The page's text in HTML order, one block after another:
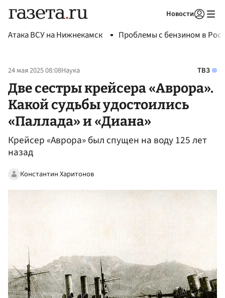
Новости
Атака ВСУ на Нижнекамск Проблемы с бензином в
24 мая 2025 08:08Наука ТВЗ
Две сестры крейсера «Аврора».
Какой судьбы удостоились
«Паллада» и «Диана»
Крейсер «Аврора» был спущен на воду 125 лет
назад
Константин Харитонов